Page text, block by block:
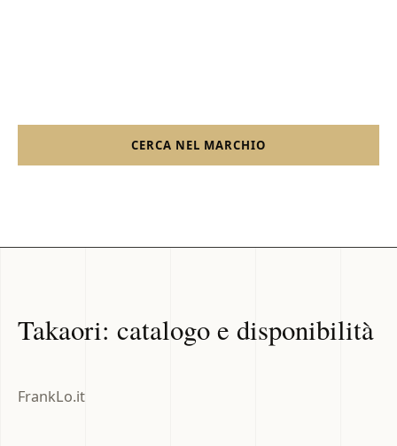
CERCA NEL MARCHIO
Takaori: catalogo e disponibilità
FrankLo.it